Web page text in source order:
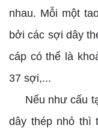
nhau. Mỗi một
bởi các sợi dây
cáp có thể là
37 sợi,...
Nếu như cấu
dây thép nhỏ thì